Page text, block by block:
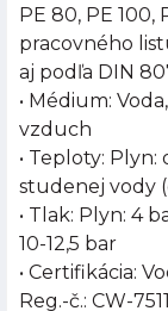
PE 80, PE 100,
pracovného
aj podľa DIN
• Médium:
vzduch
• Teploty: Plyn:
studenej vody
• Tlak: Plyn: 4
10-12,5 bar
• Certifikácia:
Reg.-č.: CW-